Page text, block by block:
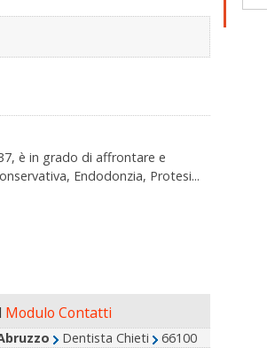
è in grado di affrontare e
Endodonzia, Protesi...
Modulo Contatti
Dentista Chieti 66100